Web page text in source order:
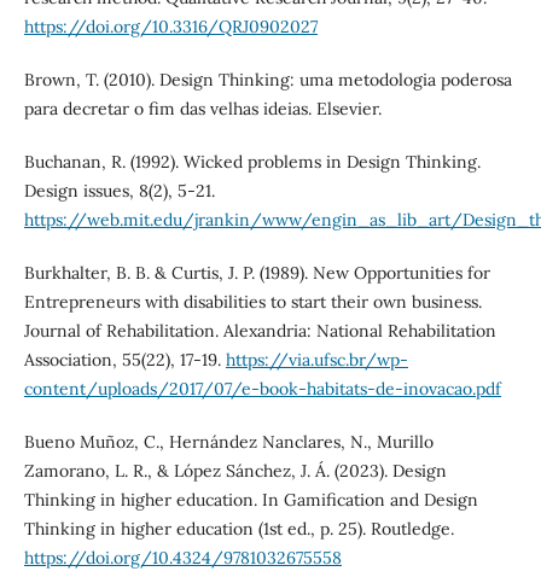
https://doi.org/10.3316/QRJ0902027
Brown, T. (2010). Design Thinking: uma metodologia poderosa
para decretar o fim das velhas ideias. Elsevier.
Buchanan, R. (1992). Wicked problems in Design Thinking.
Design issues, 8(2), 5-21.
https://web.mit.edu/jrankin/www/engin_as_lib_art/
Burkhalter, B. B. & Curtis, J. P. (1989). New Opportunities for
Entrepreneurs with disabilities to start their own business.
Journal of Rehabilitation. Alexandria: National Rehabilitation
Association, 55(22), 17-19. https://via.ufsc.br/wp-
content/uploads/2017/07/e-book-habitats-de-inovacao.pdf
Bueno Muñoz, C., Hernández Nanclares, N., Murillo
Zamorano, L. R., & López Sánchez, J. Á. (2023). Design
Thinking in higher education. In Gamification and Design
Thinking in higher education (1st ed., p. 25). Routledge.
https://doi.org/10.4324/9781032675558